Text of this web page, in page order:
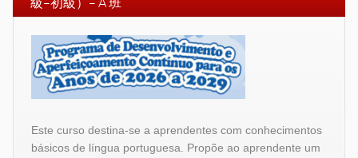
Este curso destina-se a aprendentes com conhecimentos
básicos de língua portuguesa. Propõe ao aprendente um